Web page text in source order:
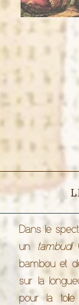
Dans le
un tambudi
bambou et
sur la
pour la